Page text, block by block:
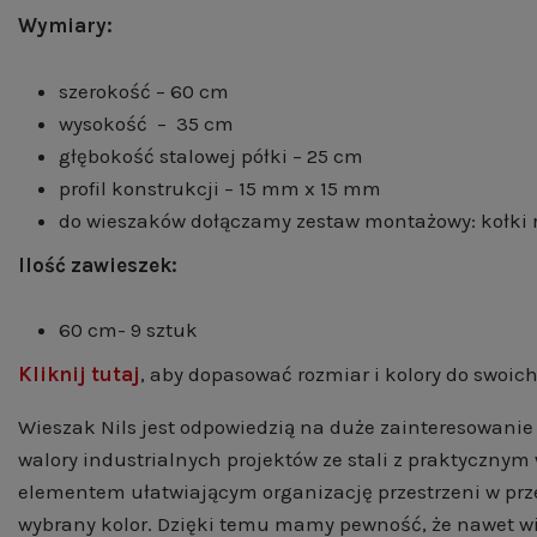
Wymiary:
szerokość – 60 cm
wysokość – 35 cm
głębokość stalowej półki – 25 cm
profil konstrukcji – 15 mm x 15 mm
do wieszaków dołączamy zestaw montażowy:
Ilość zawieszek:
60 cm- 9 sztuk
Kliknij tutaj, aby dopasować rozmiar i kolory do
Wieszak Nils jest odpowiedzią na duże
walory industrialnych projektów ze stali z
elementem ułatwiającym organizację przestrzeni w
wybrany kolor. Dzięki temu mamy pewność, że nawet